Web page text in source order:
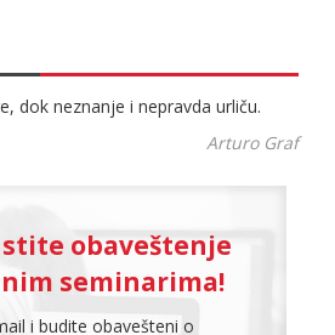
dok neznanje i nepravda urliču.
Arturo Graf
obaveštenje
seminarima!
i budite obavešteni o